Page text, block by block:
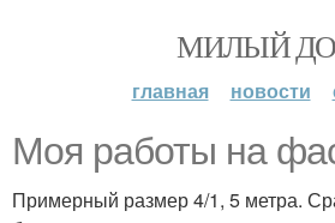
МИЛЫЙ
главная новости
Моя работы на
Примерный размер 4/1, 5 метра.